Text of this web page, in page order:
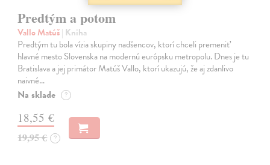
Predtým a potom
Vallo Matúš| Kniha
Predtým tu bola vízia skupiny nadšencov, ktorí chceli premeniť
hlavné mesto Slovenska na modernú európsku metropolu. Dnes je tu
Bratislava a jej primátor Matúš Vallo, ktorí ukazujú, že aj zdanlivo
naivné…
Na sklade ?
18,55 €
19,95 € ?